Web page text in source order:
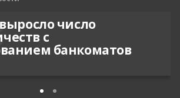
число
с
банкоматов